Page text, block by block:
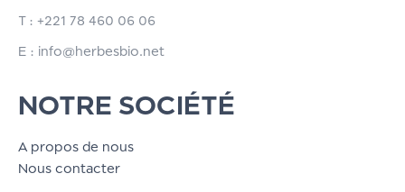
T : +221 78 460 06 06
E : info@herbesbio.net
NOTRE SOCIÉTÉ
A propos de nous
Nous contacter